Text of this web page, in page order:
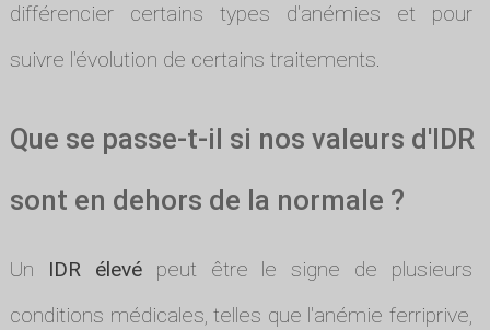
différencier certains types d'anémies et pour
suivre l'évolution de certains traitements.
Que se passe-t-il si nos valeurs d'IDR
sont en dehors de la normale ?
Un IDR élevépeut être le signe de plusieurs
conditions médicales, telles que l'anémie ferriprive,